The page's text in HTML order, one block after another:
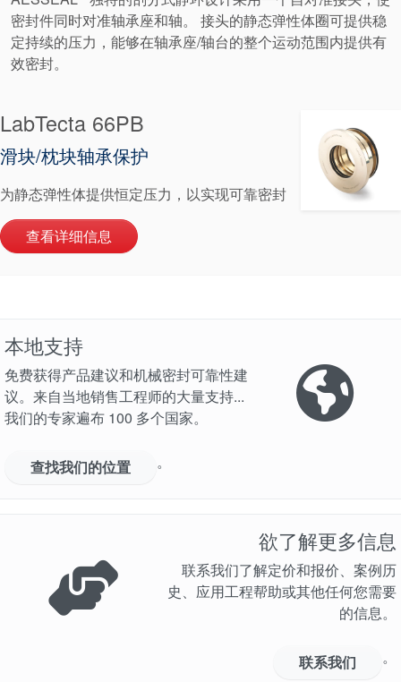
地点
可持续发展
视频
密封件同时对准轴承座和轴。 接头的静态弹性体圈可提供稳
定持续的压力，能够在轴承座/轴台的整个运动范围内提供有
效密封。
LabTecta 66PB
滑块/枕块轴承保护
为静态弹性体提供恒定压力，以实现可靠密封
查看详细信息
本地支持
免费获得产品建议和机械密封可靠性建
议。来自当地销售工程师的大量支持...
我们的专家遍布 100 多个国家。
查找我们的位置 。
欲了解更多信息
联系我们了解定价和报价、案例历
史、应用工程帮助或其他任何您需要
的信息。
联系我们 。